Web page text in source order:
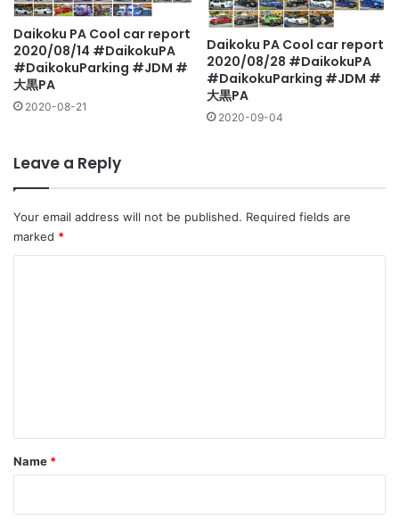
Daikoku PA Cool car report
2020/08/14 #DaikokuPA
#DaikokuParking #JDM #
大黒PA
2020-08-21
Daikoku PA Cool car report
2020/08/28 #DaikokuPA
#DaikokuParking #JDM #
大黒PA
2020-09-04
Leave a Reply
Your email address will not be published. Required fields are
marked *
*
Name *